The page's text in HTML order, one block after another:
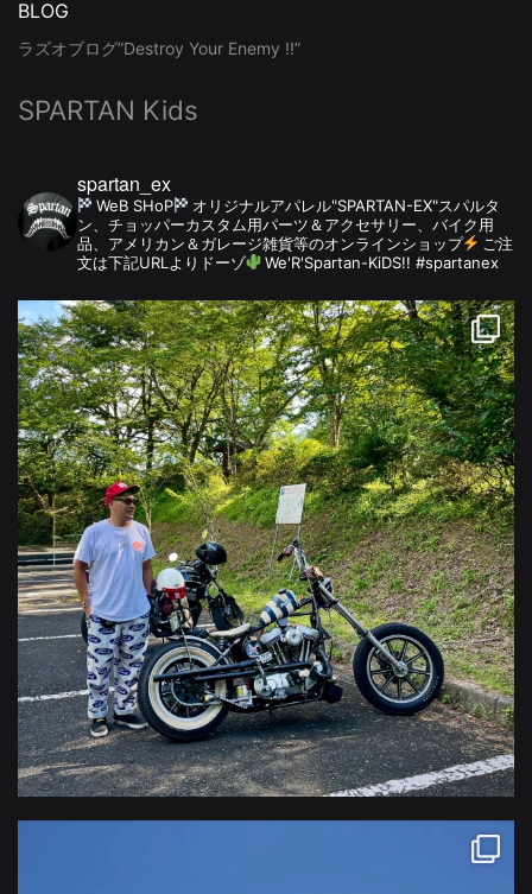
BLOG
ラズオブログ”Destroy Your Enemy !!”
SPARTAN Kids
spartan_ex
WeB SHoP
オリジナルアパレル"SPARTAN-EX"スパルタ
ン、チョッパーカスタム用パーツ＆アクセサリー、バイク用
品、アメリカン＆ガレージ雑貨等のオンラインショップ
ご注
文は下記URLよりドーゾ
We'R'Spartan-KiDS!! #spartanex